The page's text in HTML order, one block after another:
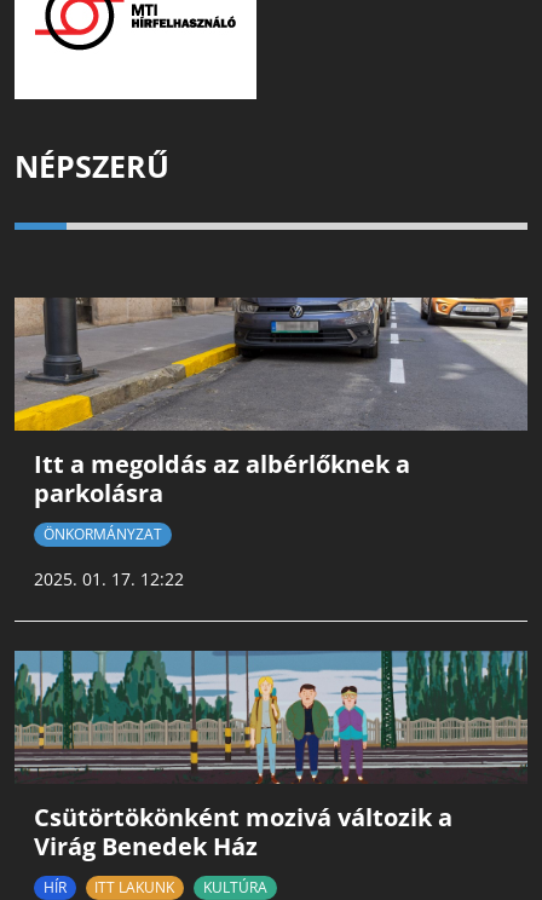
NÉPSZERŰ
Itt a megoldás az albérlőknek a
parkolásra
ÖNKORMÁNYZAT
2025. 01. 17. 12:22
Csütörtökönként mozivá változik a
Virág Benedek Ház
HÍR ITT LAKUNK KULTÚRA